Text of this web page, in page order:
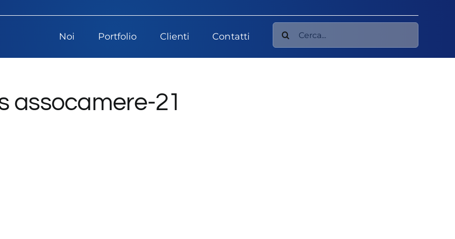
Noi Portfolio Clienti Contatti
Cerca
per:
assocamere-21